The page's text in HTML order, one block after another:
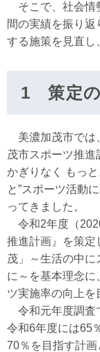
そこで、社会情
間の実績を振り
する施策を見直し
1 策定の
美濃加茂市では
茂市スポーツ推進
かぎりなく もっ
と”スポーツ活動
ってきました。
令和2年度（
推進計画』を策定
茂」～生活の中に
に～を基本理念
ツ実施率の向上を
令和元年度調査
令和6年度には65
70％を目指す計画